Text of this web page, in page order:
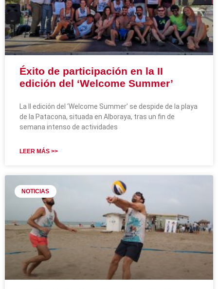
Éxito de participación en la II
edición del ‘Welcome Summer’
La II edición del ‘Welcome Summer’ se despide de la playa
de la Patacona, situada en Alboraya, tras un fin de
semana intenso de actividades
LEER MÁS >>
NOTICIAS